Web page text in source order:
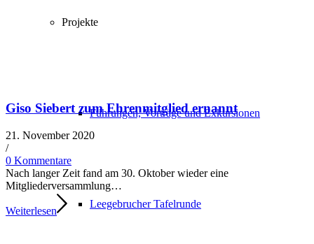
Projekte
Führungen, Vorträge und Exkursionen
Leegebrucher Tafelrunde
Giso Siebert zum Ehrenmitglied ernannt
21. November 2020
/​
0 Kommentare
Nach lan­ger Zeit fand am 30. Oktober wie­der eine
Mitgliederversammlung…
Weiterlesen